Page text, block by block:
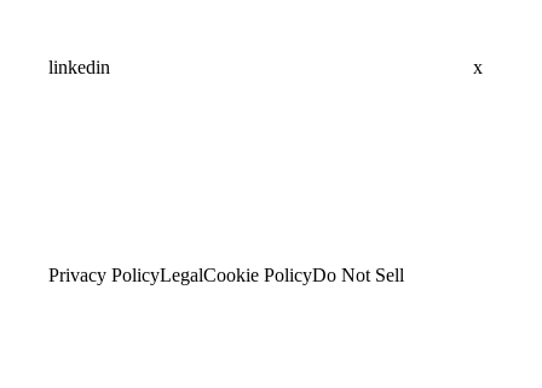
linkedin x
Privacy PolicyLegalCookie PolicyDo Not Sell